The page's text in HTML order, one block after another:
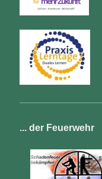
... der Feuerwehr